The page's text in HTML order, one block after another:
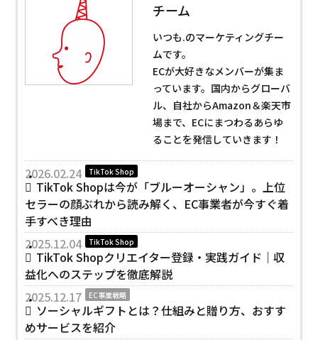
チーム
いつも.のマーケティングチー
ムです。
ECが大好きなメンバーが集ま
っています。国内からグローバ
ル、自社からAmazon＆楽天市
場まで、ECにまつわるあらゆ
ることを発信していきます！
2026.02.24 TikTok Shop
TikTok Shopは今が「ブルーオーシャン」。上位
セラーの顔ぶれから読み解く、EC事業者が今すぐ着
手すべき理由
2025.12.04
TikTok Shop
TikTok Shopクリエイター登録・実践ガイド｜収
益化へのステップを徹底解説
2025.12.17
EC事業戦略
ソーシャルギフトとは？仕組みと贈り方、おすす
めサービスを紹介